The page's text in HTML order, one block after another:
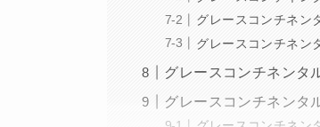
グレースコンチネン
グレースコンチネン
グレースコンチネンタ
グレースコンチネンタ